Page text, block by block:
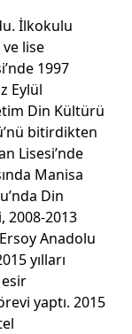
İlkokulu
lise
1997
Eylül
Din Kültürü
bitirdikten
Lisesi’nde
Manisa
Din
2008-2013
Anadolu
yılları
yaptı. 2015